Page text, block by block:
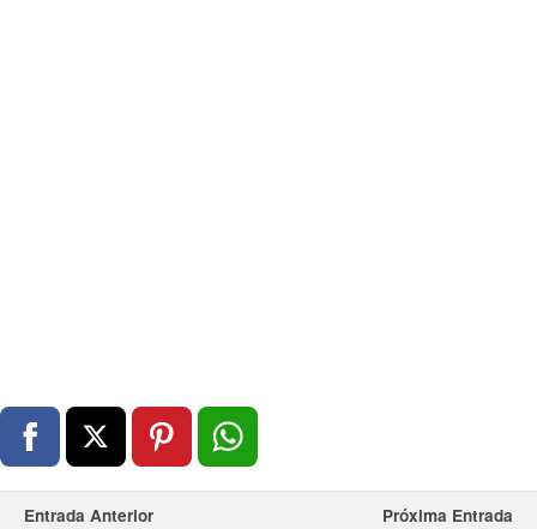
Entrada Anterior Próxima Entrada